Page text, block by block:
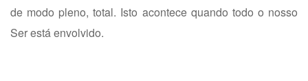
de modo pleno, total. Isto acontece quando todo o nosso
Ser está envolvido.